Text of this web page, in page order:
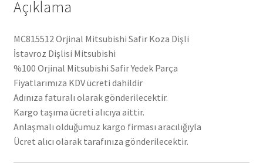
Açıklama
MC815512 Orjinal Mitsubishi Safir Koza Dişli
İstavroz Dişlisi Mitsubishi
%100 Orjinal Mitsubishi Safir Yedek Parça
Fiyatlarımıza KDV ücreti dahildir
Adınıza faturalı olarak gönderilecektir.
Kargo taşıma ücreti alıcıya aittir.
Anlaşmalı olduğumuz kargo firması aracılığıyla
Ücret alıcı olarak tarafınıza gönderilecektir.